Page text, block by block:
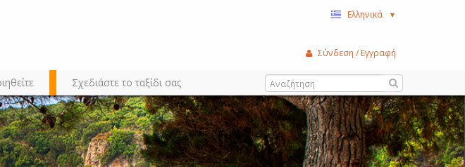
Ελληνικά ▼
Σχεδιάστε το ταξίδι σας
Σύνδεση / Εγγραφή